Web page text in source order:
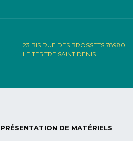
23 BIS RUE DES BROSSETS 78980
LE TERTRE SAINT DENIS
PRÉSENTATION DE MATÉRIELS